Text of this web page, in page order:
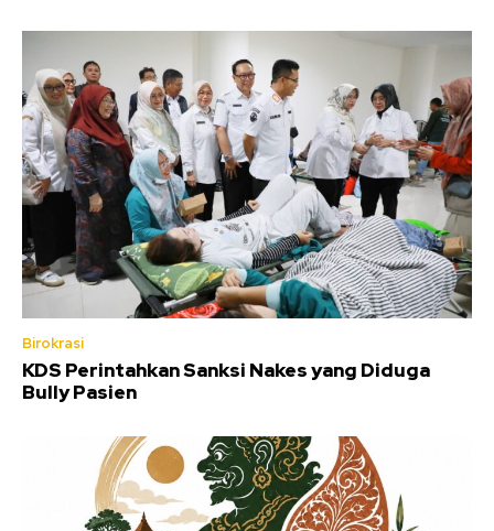
Birokrasi
KDS Perintahkan Sanksi Nakes yang Diduga
Bully Pasien